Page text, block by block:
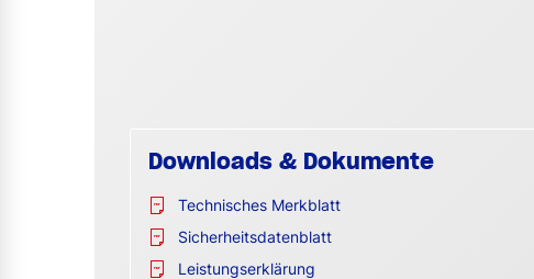
Downloads & Dokumente
Technisches Merkblatt
Sicherheitsdatenblatt
Leistungserklärung